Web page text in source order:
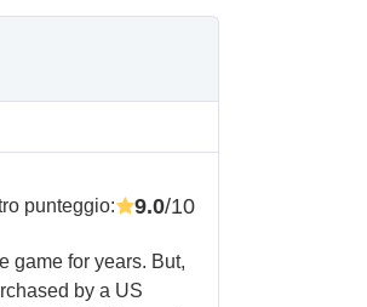
punteggio: 9.0/10
game for years. But,
by a US